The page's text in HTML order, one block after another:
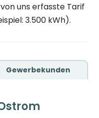
uns erfasste Tarif
3.500 kWh).
Gewerbekunden